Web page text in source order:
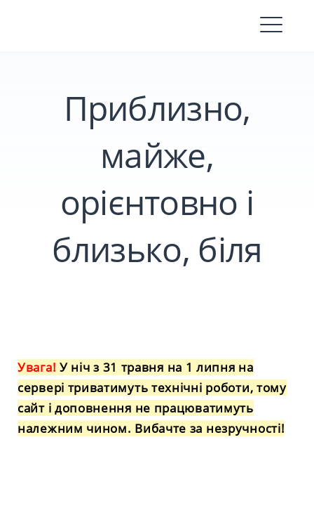
Приблизно,
майже,
орієнтовно і
близько, біля
Увага! У ніч з 31 травня на 1 липня на
сервері триватимуть технічні роботи, тому
сайт і доповнення не працюватимуть
належним чином. Вибачте за незручності!